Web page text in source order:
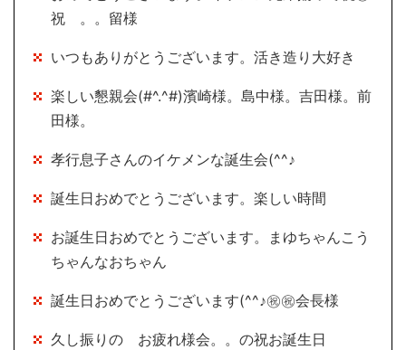
祝 。。留様
いつもありがとうございます。活き造り大好き
楽しい懇親会(#^.^#)濱崎様。島中様。吉田様。前
田様。
孝行息子さんのイケメンな誕生会(^^♪
誕生日おめでとうございます。楽しい時間
お誕生日おめでとうございます。まゆちゃんこう
ちゃんなおちゃん
誕生日おめでとうございます(^^♪㊗㊗会長様
久し振りの お疲れ様会。。の祝お誕生日